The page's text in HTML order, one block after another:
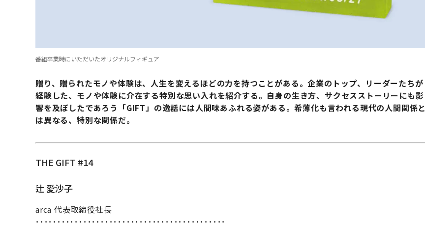
番組卒業時にいただいたオリジナルフィギュア
贈り、贈られたモノや体験は、人生を変えるほどの力を持つことがある。企業のトップ、リーダーたちが
経験した、モノや体験に介在する特別な思い入れを紹介する。自身の生き方、サクセスストーリーにも影
響を及ぼしたであろう「GIFT」の逸話には人間味あふれる姿がある。希薄化も言われる現代の人間関係と
は異なる、特別な関係だ。
THE GIFT #14
辻 愛沙子
arca 代表取締役社長
････････････････････････････････････････････